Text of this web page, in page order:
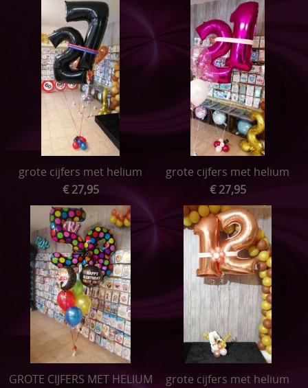
grote cijfers met helium
€ 27,95
grote cijfers met helium
€ 27,95
GROTE CIJFERS MET HELIUM
grote cijfers met helium